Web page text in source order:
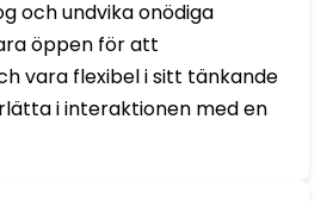
och undvika onödiga
öppen för att
vara flexibel i sitt tänkande
i interaktionen med en